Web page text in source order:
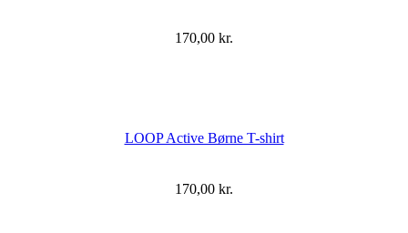
170,00 kr.
LOOP Active Børne T-shirt
170,00 kr.